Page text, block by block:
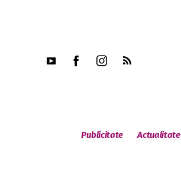
Publicitate Actualitate